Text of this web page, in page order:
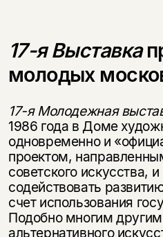
17-я Выставка
молодых
17-я Молодежная
1986 года в Доме
одновременно и
проектом,
советского искусства,
содействовать
счет использования
Подобно многим
альтернативного